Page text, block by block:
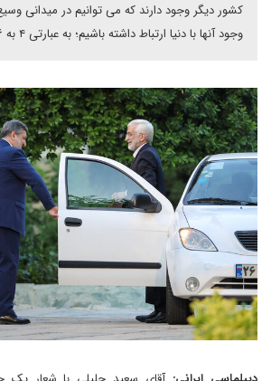
کشور دیگر وجود دارند که می توانیم در میدانی
وجود آنها با دنیا ارتباط داشته باشیم؛ به عبارتی ۴ به ۱۹۶ به نفع ما.